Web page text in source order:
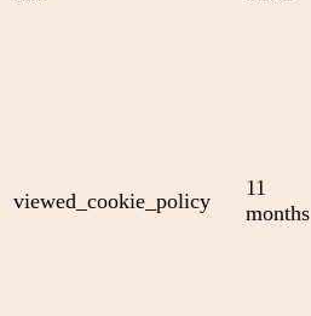
viewed_cookie_policy
11
months